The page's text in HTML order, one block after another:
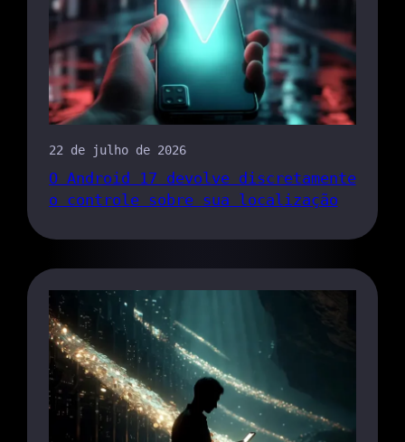
22 de julho de 2026
O Android 17 devolve discretamente
o controle sobre sua localização